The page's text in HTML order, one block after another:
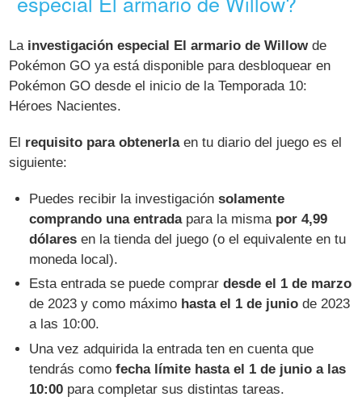
La investigación especial El armario de Willowde
Pokémon GO ya está disponible para desbloquear en
Pokémon GO desde el inicio de la Temporada 10:
Héroes Nacientes.
El requisito para obtenerlaen tu diario del juego es el
siguiente:
Puedes recibir la investigaciónsolamente
comprando una entradapara la misma por 4,99
dólares en la tienda del juego (o el equivalente en tu
moneda local).
Esta entrada se puede comprardesde el 1 de marzo
de 2023 y como máximo hasta el 1 de junio de 2023
a las 10:00.
Una vez adquirida la entrada ten en cuenta que
tendrás comofecha límite hasta el 1 de junio a las
10:00 para completar sus distintas tareas.